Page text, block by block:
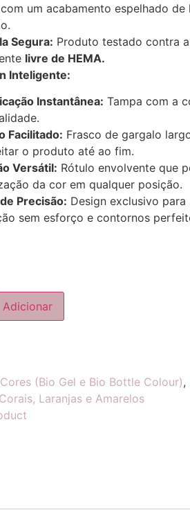
um acabamento espelhado de
Segura: Produto testado contra
livre de HEMA.
Inteligente:
Instantânea: Tampa com a
Facilitado: Frasco de gargalo
o produto até ao fim.
Versátil: Rótulo envolvente que
da cor em qualquer posição.
Precisão: Design exclusivo para
sem esforço e contornos
Adicionar
Cores (Bio Gel e Bio Bottle Colour),
Laranjas e Amarelos